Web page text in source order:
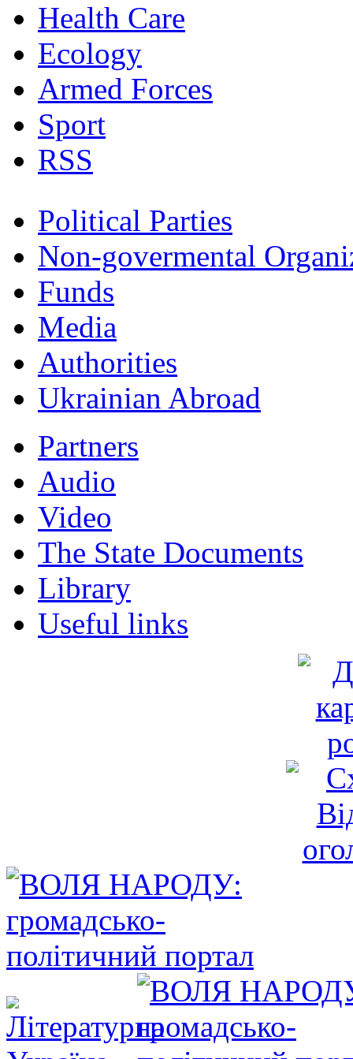
Health Care
Ecology
Armed Forces
Sport
RSS
Political Parties
Non-govermental
Funds
Мedia
Authorities
Ukrainian Abroad
Partners
Audio
Video
The State Documents
Library
Useful links